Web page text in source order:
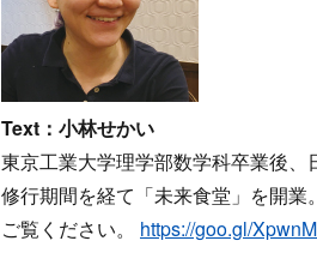
Text：小林せかい
東京工業大学理学部数学科卒業後
修行期間を経て「未来食堂」を開
ご覧ください。 https://goo.gl/